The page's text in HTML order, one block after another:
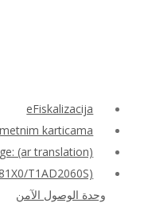
eFiskalizacija
karticama
(ar translation)
وحدة الوصول الآمن